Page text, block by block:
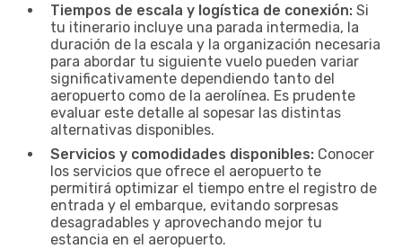
Tiempos de escala y logística de conexión: Si
tu itinerario incluye una parada intermedia, la
duración de la escala y la organización necesaria
para abordar tu siguiente vuelo pueden variar
significativamente dependiendo tanto del
aeropuerto como de la aerolínea. Es prudente
evaluar este detalle al sopesar las distintas
alternativas disponibles.
Servicios y comodidades disponibles: Conocer
los servicios que ofrece el aeropuerto te
permitirá optimizar el tiempo entre el registro de
entrada y el embarque, evitando sorpresas
desagradables y aprovechando mejor tu
estancia en el aeropuerto.